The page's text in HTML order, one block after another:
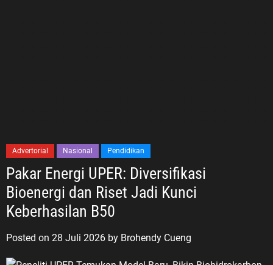
Advertorial Nasional Pendidikan
Pakar Energi UPER: Diversifikasi
Bioenergi dan Riset Jadi Kunci
Keberhasilan B50
Posted on 28 Juli 2026 by Brohendy Cueng